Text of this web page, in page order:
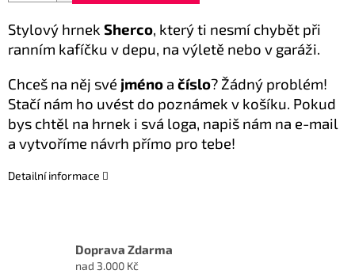
Stylový hrnek Sherco, který ti nesmí chybět při
ranním kafíčku v depu, na výletě nebo v garáži.
Chceš na něj své jméno a číslo? Žádný problém!
Stačí nám ho uvést do poznámek v košíku. Pokud
bys chtěl na hrnek i svá loga, napiš nám na e-mail
a vytvoříme návrh přímo pro tebe!
Detailní informace
Doprava Zdarma
nad 3.000 Kč